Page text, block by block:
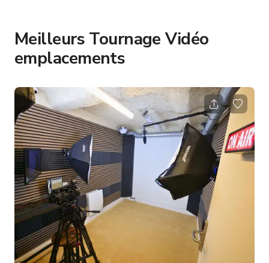
Meilleurs Tournage Vidéo
emplacements